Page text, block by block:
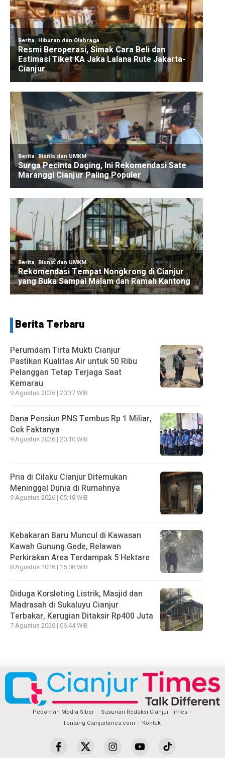
Berita Terbaru
Perumdam Tirta Mukti Cianjur
Pastikan Kualitas Air untuk 50 Ribu
Pelanggan Tetap Terjaga Saat
Kemarau
9 Agustus 2026 | 20:37 WIB
Dana Pensiun PNS Tembus Rp 1 Miliar,
Cek Faktanya
9 Agustus 2026 | 20:10 WIB
Pria di Cilaku Cianjur Ditemukan
Meninggal Dunia di Rumahnya
9 Agustus 2026 | 05:18 WIB
Kebakaran Baru Muncul di Kawasan
Kawah Gunung Gede, Relawan
Perkirakan Area Terdampak 5 Hektare
8 Agustus 2026 | 15:08 WIB
Diduga Korsleting Listrik, Masjid dan
Madrasah di Sukaluyu Cianjur
Terbakar, Kerugian Ditaksir Rp400 Juta
7 Agustus 2026 | 06:44 WIB
Pedoman Media Siber
Susunan Redaksi Cianjur Times
Tentang Cianjurtimes.com
Kontak